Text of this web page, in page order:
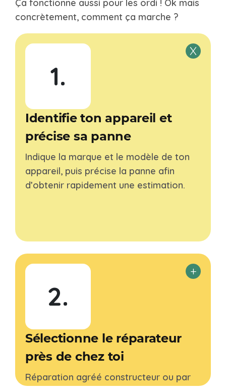
Ça fonctionne aussi pour les ordi ! Ok mais
concrètement, comment ça marche ?
1.
Identifie ton appareil et
précise sa panne
Indique la marque et le modèle de ton
appareil, puis précise la panne afin
d’obtenir rapidement une estimation.
2.
Sélectionne le réparateur
près de chez toi
Réparation agréé constructeur ou par